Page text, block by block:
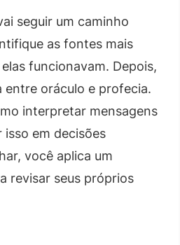
seguir um caminho
as fontes mais
funcionavam. Depois,
entre oráculo e profecia.
interpretar mensagens
em decisões
você aplica um
revisar seus próprios